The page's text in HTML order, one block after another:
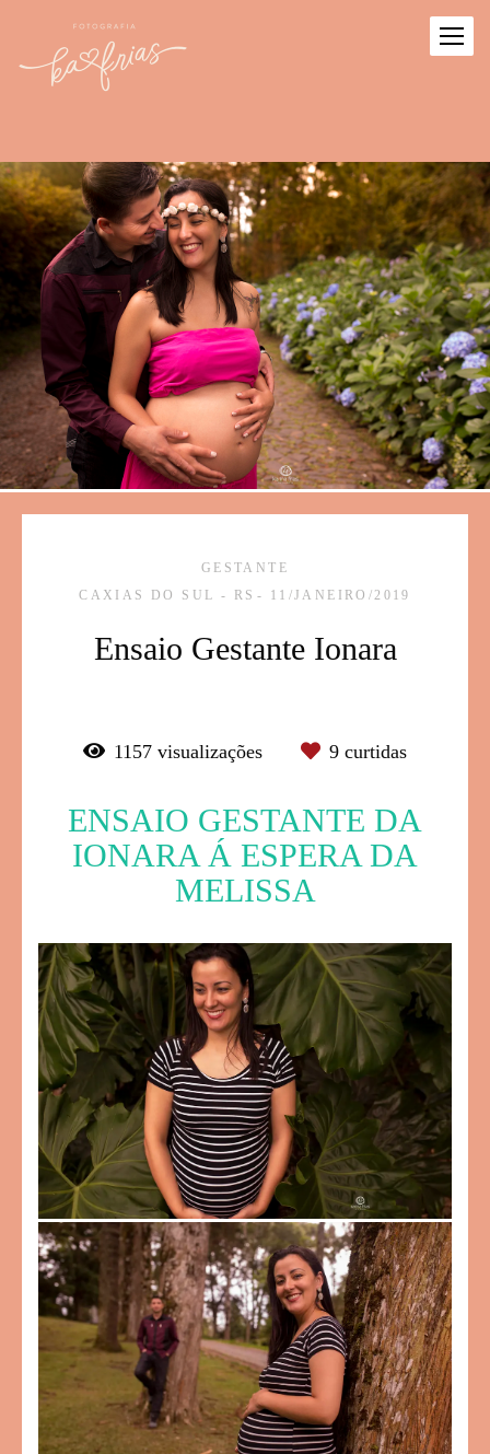
GESTANTE
CAXIAS DO SUL - RS
11/JANEIRO/2019
Ensaio Gestante Ionara
1157 visualizações 9 curtidas
ENSAIO GESTANTE DA
IONARA Á ESPERA DA
MELISSA